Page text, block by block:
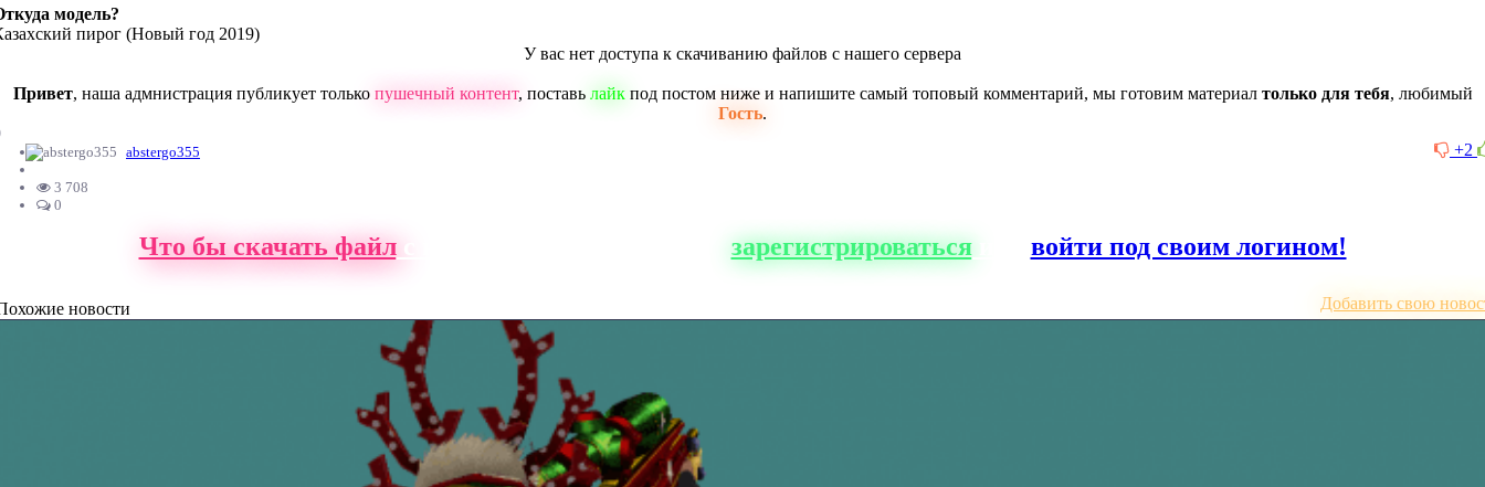
модель?
пирог (Новый год 2019)
У вас нет доступа к скачиванию файлов с нашего сервера
Привет, наша адмнистрация публикует только пушечный контент, поставь лайкпод постом ниже и напишите самый топовый комментарий, мы готовим материал только для тебя, любимый
Гость.
+2
abstergo355
3 708
0
Что бы скачать файлс нашего сайта, вам нужно зарегистрироватьсяили войти под своим логином!
новости Добавить свою